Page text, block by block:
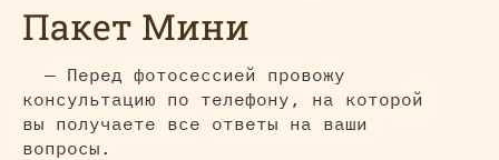
Пакет Мини
— Перед фотосессией провожу
консультацию по телефону, на которой
вы получаете все ответы на ваши
вопросы.